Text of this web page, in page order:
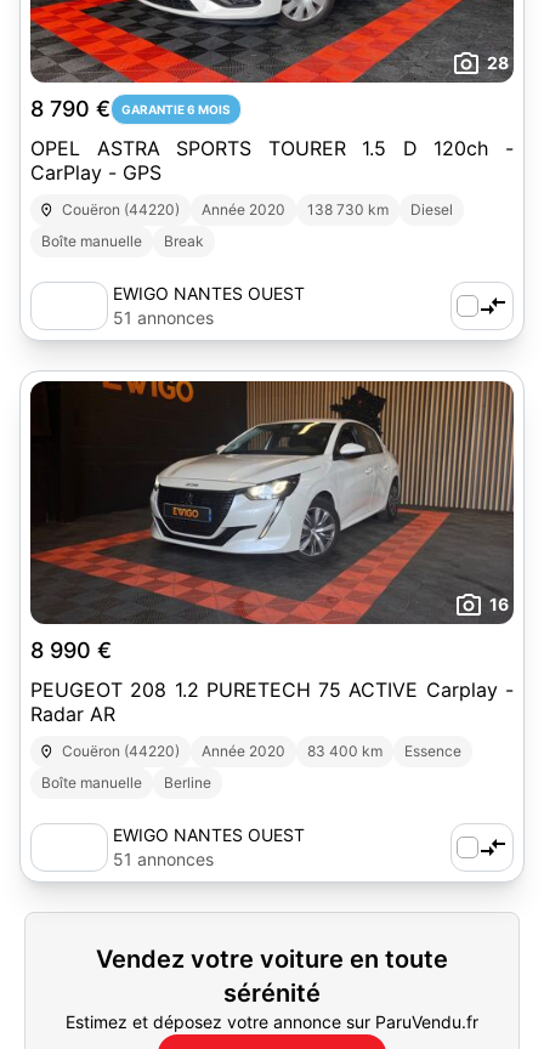
28
8 790 € GARANTIE 6 MOIS
OPEL ASTRA SPORTS TOURER 1.5 D 120ch -
CarPlay - GPS
Couëron (44220) Année 2020 138 730 km
Diesel
Boîte manuelle
Break
EWIGO NANTES OUEST
51 annonces
16
8 990 €
PEUGEOT 208 1.2 PURETECH 75 ACTIVE Carplay -
Radar AR
Couëron (44220) Année 2020 83 400 km
Essence
Boîte manuelle
Berline
EWIGO NANTES OUEST
51 annonces
Vendez votre voiture en toute
sérénité
Estimez et déposez votre annonce sur ParuVendu.fr